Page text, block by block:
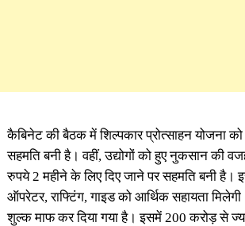
कैबिनेट की बैठक में शिल्पकार प्रोत्साहन योजना को
सहमति बनी है। वहीं, उद्योगों को हुए नुकसान की
रुपये 2 महीने के लिए दिए जाने पर सहमति बनी है।
ऑपरेटर, राफ्टिंग, गाइड को आर्थिक सहायता
शुल्क माफ कर दिया गया है। इसमें 200 करोड़ से